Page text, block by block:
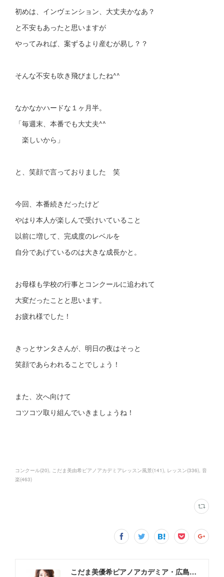
初めは、インヴェンション、大丈夫かなあ？
と不安もあったと思いますが
やってみれば、案ずるより産むが易し？？
そんな不安も吹き飛びましたね^^
なかなかハードな１ヶ月半。
「毎週末、本番でも大丈夫^^
楽しいから」
と、笑顔で言っておりました 笑
今回、本番続きだったけど
やはり本人が楽しんで受けいていること
以前に増して、完成度のレベルを
自分であげているのは大きな成長かと。
お母様も学校の行事とコンクールに追われて
大変だったことと思います。
お疲れ様でした！
きっとサンタさんが、明日の夜はそっと
笑顔であらわれることでしょう！
また、次へ向けて
コツコツ取り組んでいきましょうね！
コンクール(20) こだま美由希ピアノアカデミアレッスン風景(141) レッスン(336) 音
楽(463)
こだま美優希ピアノアカデミア・広島市中区